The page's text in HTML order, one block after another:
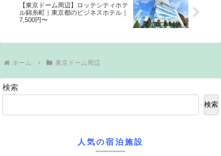
【東京ドーム周辺】ロッテシティホテ
ル錦糸町｜東京都のビジネスホテル｜
7,500円〜
ホーム 東京ドーム周辺
検索
検索
人気の宿泊施設